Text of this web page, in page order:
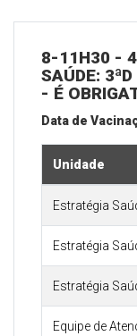
8-11H30 -
SAÚDE:
- É
Data de
Unidade
Estratégia
Estratégia
Estratégia
Equipe de